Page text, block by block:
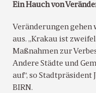
Ein Hauch von
Veränderungen gehen
aus. „Krakau ist
Maßnahmen zur
Andere Städte und
auf“, so
BIRN.